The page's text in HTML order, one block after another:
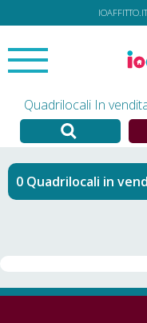
Quadrilocali In
Quadrilocali in